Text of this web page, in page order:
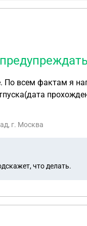
По всем фактам я
подобрать
что меня
если
заявление с
г. Москва
что делать.